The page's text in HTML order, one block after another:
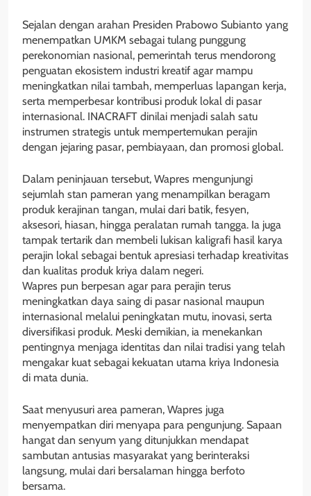
Sejalan dengan arahan Presiden Prabowo Subianto yang
menempatkan UMKM sebagai tulang punggung
perekonomian nasional, pemerintah terus mendorong
penguatan ekosistem industri kreatif agar mampu
meningkatkan nilai tambah, memperluas lapangan kerja,
serta memperbesar kontribusi produk lokal di pasar
internasional. INACRAFT dinilai menjadi salah satu
instrumen strategis untuk mempertemukan perajin
dengan jejaring pasar, pembiayaan, dan promosi global.
Dalam peninjauan tersebut, Wapres mengunjungi
sejumlah stan pameran yang menampilkan beragam
produk kerajinan tangan, mulai dari batik, fesyen,
aksesori, hiasan, hingga peralatan rumah tangga. Ia juga
tampak tertarik dan membeli lukisan kaligrafi hasil karya
perajin lokal sebagai bentuk apresiasi terhadap kreativitas
dan kualitas produk kriya dalam negeri.
Wapres pun berpesan agar para perajin terus
meningkatkan daya saing di pasar nasional maupun
internasional melalui peningkatan mutu, inovasi, serta
diversifikasi produk. Meski demikian, ia menekankan
pentingnya menjaga identitas dan nilai tradisi yang telah
mengakar kuat sebagai kekuatan utama kriya Indonesia
di mata dunia.
Saat menyusuri area pameran, Wapres juga
menyempatkan diri menyapa para pengunjung. Sapaan
hangat dan senyum yang ditunjukkan mendapat
sambutan antusias masyarakat yang berinteraksi
langsung, mulai dari bersalaman hingga berfoto
bersama.